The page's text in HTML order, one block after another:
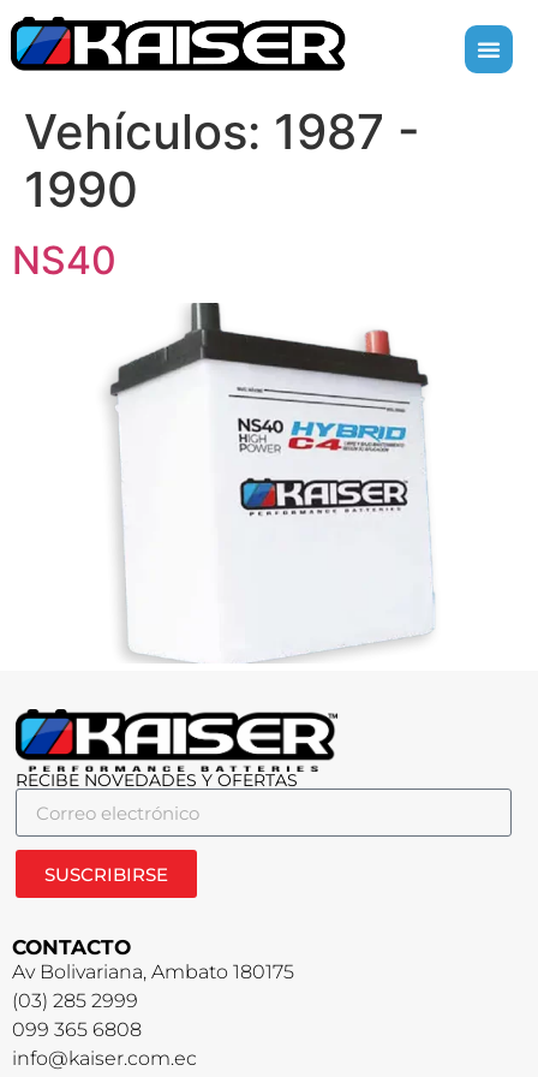
Vehículos: 1987 -
1990
NS40
RECIBE NOVEDADES Y OFERTAS
SUSCRIBIRSE
CONTACTO
Av Bolivariana, Ambato 180175
(03) 285 2999
099 365 6808
info@kaiser.com.ec